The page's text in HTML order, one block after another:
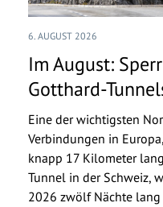
6. AUGUST 2026
Im August:
Gotthard-
Eine der wichtigsten
Verbindungen in
knapp 17 Kilometer
Tunnel in der Schweiz,
2026 zwölf Nächte